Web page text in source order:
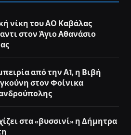
νίκη του ΑΟ Καβάλας
στον Άγιο Αθανάσιο
από την Α1, η Βιβή
στον Φοίνικα
στα «βυσσινί» η Δήμητρα